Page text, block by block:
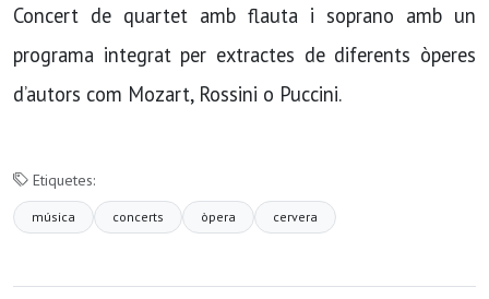
Concert de quartet amb flauta i soprano amb un
programa integrat per extractes de diferents òperes
d’autors com Mozart, Rossini o Puccini.
Etiquetes:
música concerts òpera cervera